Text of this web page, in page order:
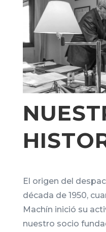
El origen del
década de 1950,
Machín inició su
nuestro socio